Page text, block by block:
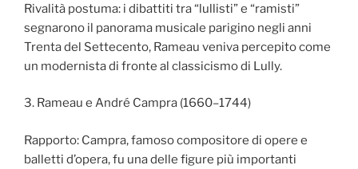
Rivalità postuma: i dibattiti tra “lullisti” e “ramisti”
segnarono il panorama musicale parigino negli anni
Trenta del Settecento, Rameau veniva percepito come
un modernista di fronte al classicismo di Lully.
3. Rameau e André Campra (1660–1744)
Rapporto: Campra, famoso compositore di opere e
balletti d’opera, fu una delle figure più importanti